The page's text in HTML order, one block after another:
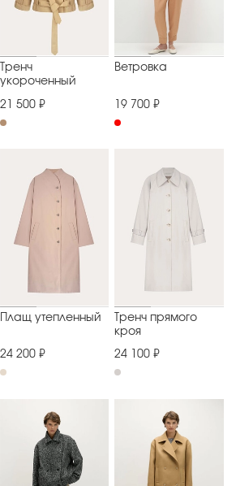
Тренч
укороченный
21 500 ₽
Ветровка
19 700 ₽
Плащ утепленный
24 200 ₽
Тренч прямого
кроя
24 100 ₽